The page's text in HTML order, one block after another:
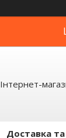
Інтернет-
Доставка